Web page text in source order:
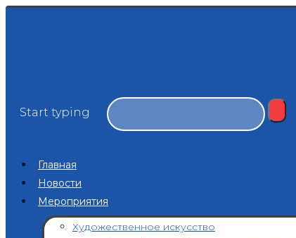
Start typing
Главная
Новости
Мероприятия
Художественное искусство